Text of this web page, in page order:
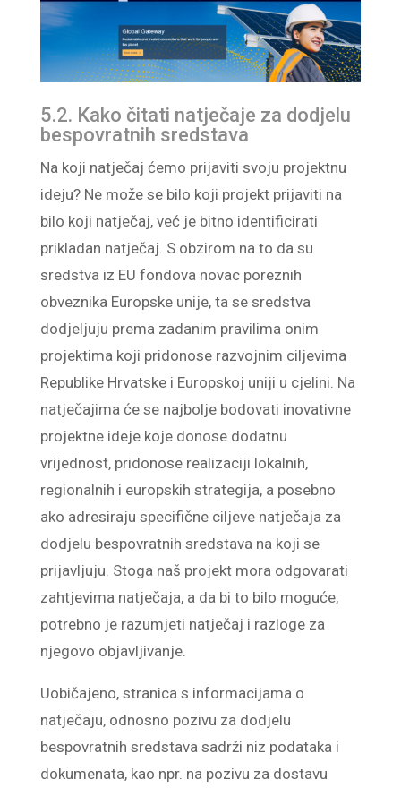
5.2. Kako čitati natječaje za dodjelu
bespovratnih sredstava
Na koji natječaj ćemo prijaviti svoju projektnu
ideju? Ne može se bilo koji projekt prijaviti na
bilo koji natječaj, već je bitno identificirati
prikladan natječaj. S obzirom na to da su
sredstva iz EU fondova novac poreznih
obveznika Europske unije, ta se sredstva
dodjeljuju prema zadanim pravilima onim
projektima koji pridonose razvojnim ciljevima
Republike Hrvatske i Europskoj uniji u cjelini. Na
natječajima će se najbolje bodovati inovativne
projektne ideje koje donose dodatnu
vrijednost, pridonose realizaciji lokalnih,
regionalnih i europskih strategija, a posebno
ako adresiraju specifične ciljeve natječaja za
dodjelu bespovratnih sredstava na koji se
prijavljuju. Stoga naš projekt mora odgovarati
zahtjevima natječaja, a da bi to bilo moguće,
potrebno je razumjeti natječaj i razloge za
njegovo objavljivanje.
Uobičajeno, stranica s informacijama o
natječaju, odnosno pozivu za dodjelu
bespovratnih sredstava sadrži niz podataka i
dokumenata, kao npr. na pozivu za dostavu